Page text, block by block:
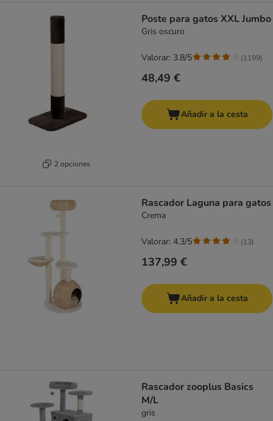
2 opciones
Poste para gatos XXL Jumbo
Gris oscuro
48,49 €
Valorar: 3.8/5 (1199)
Añadir a la cesta
Rascador Laguna para gatos
Crema
137,99 €
Valorar: 4.3/5 (13)
Añadir a la cesta
Rascador zooplus Basics
M/L
gris